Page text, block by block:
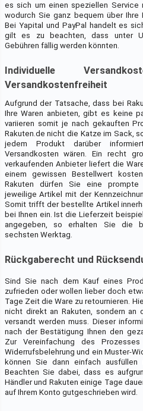
es sich um einen speziellen Service
wodurch Sie ganz bequem über Ihre
Bei Yapital und PayPal handelt es
gilt es zu beachten, dass unter
Gebühren fällig werden könnten.
Individuelle
Versandkostenfreiheit
Aufgrund der Tatsache, dass bei
Ihre Waren anbieten, gibt es keine
variieren somit je nach gekauften
Rakuten.de nicht die Katze im Sack,
jedem Produkt darüber
Versandkosten wären. Ein recht
verkaufenden Anbieter liefert die
einem gewissen Bestellwert
Rakuten dürfen Sie eine prompte
jeweilige Artikel mit der
Somit trifft der bestellte Artikel
bei Ihnen ein. Ist die Lieferzeit
angegeben, so erhalten Sie die
sechsten Werktag.
Rückgaberecht und
Sind Sie nach dem Kauf eines
zufrieden oder wollen lieber doch
Tage Zeit die Ware zu retournieren.
nicht direkt an Rakuten, sondern an
versandt werden muss. Dieser
nach der Bestätigung Ihnen den
Zur Vereinfachung des
Widerrufsbelehrung und ein Muster-
können Sie dann einfach
Beachten Sie dabei, dass es
Händler und Rakuten einige Tage
auf Ihrem Konto gutgeschrieben wird.